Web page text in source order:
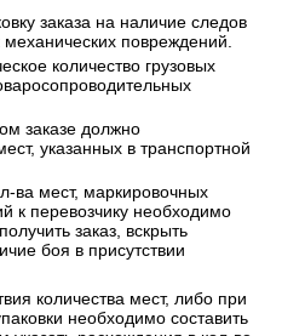
заказа на наличие следов
повреждений.
количество грузовых
заказе должно
указанных в транспортной
ва мест, маркировочных
к перевозчику необходимо
заказ, вскрыть
боя в присутствии
количества мест, либо при
необходимо составить